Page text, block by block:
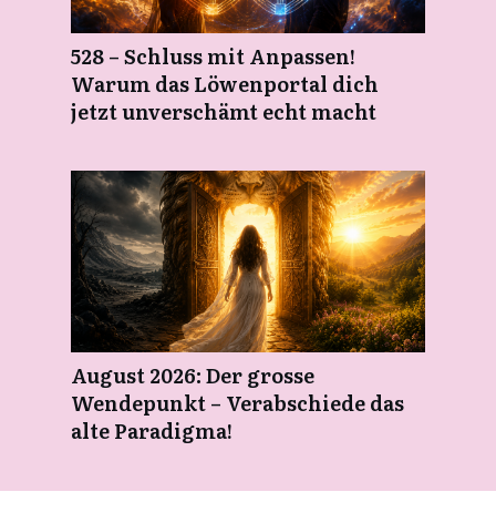
528 – Schluss mit Anpassen!
Warum das Löwenportal dich
jetzt unverschämt echt macht
August 2026: Der grosse
Wendepunkt – Verabschiede das
alte Paradigma!